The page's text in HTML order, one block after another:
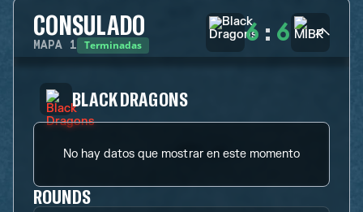
CONSULADO
MAPA 1 Terminadas 6 : 6
BLACK DRAGONS
No hay datos que mostrar en este momento
ROUNDS